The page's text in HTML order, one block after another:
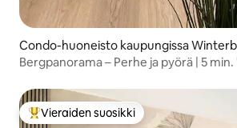
Condo-huoneisto kaupungissa
Bergpanorama – Perhe ja pyörä | 5
Vieraiden suosikkien parhaimmistoa
Vieraiden suosikki